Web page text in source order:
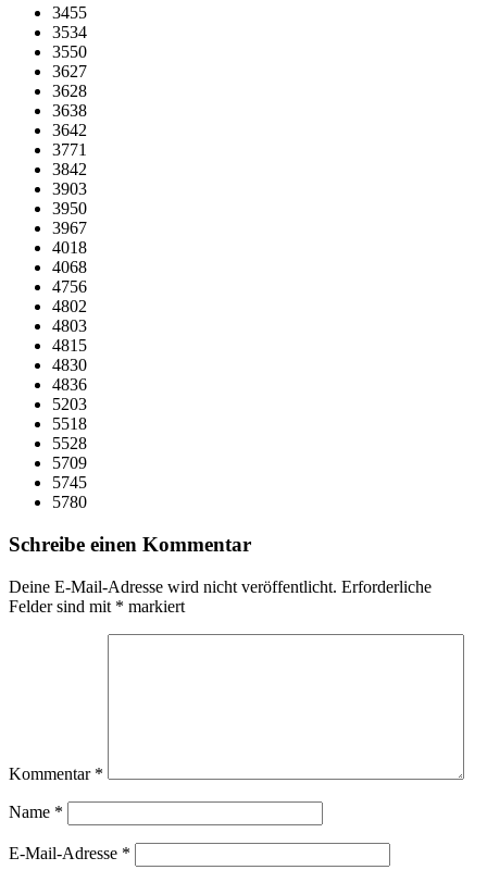
3455
3534
3550
3627
3628
3638
3642
3771
3842
3903
3950
3967
4018
4068
4756
4802
4803
4815
4830
4836
5203
5518
5528
5709
5745
5780
Schreibe einen Kommentar
Deine E-Mail-Adresse wird nicht veröffentlicht. Erforderliche
Felder sind mit * markiert
Kommentar *
Name *
E-Mail-Adresse *